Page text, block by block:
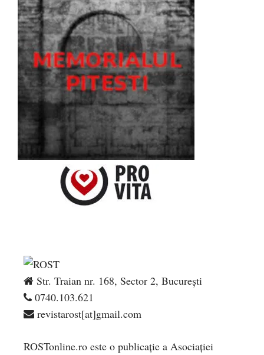
Str. Traian nr. 168, Sector 2, București
0740.103.621
revistarost[at]gmail.com
ROSTonline.ro este o publicaţie a Asociaţiei